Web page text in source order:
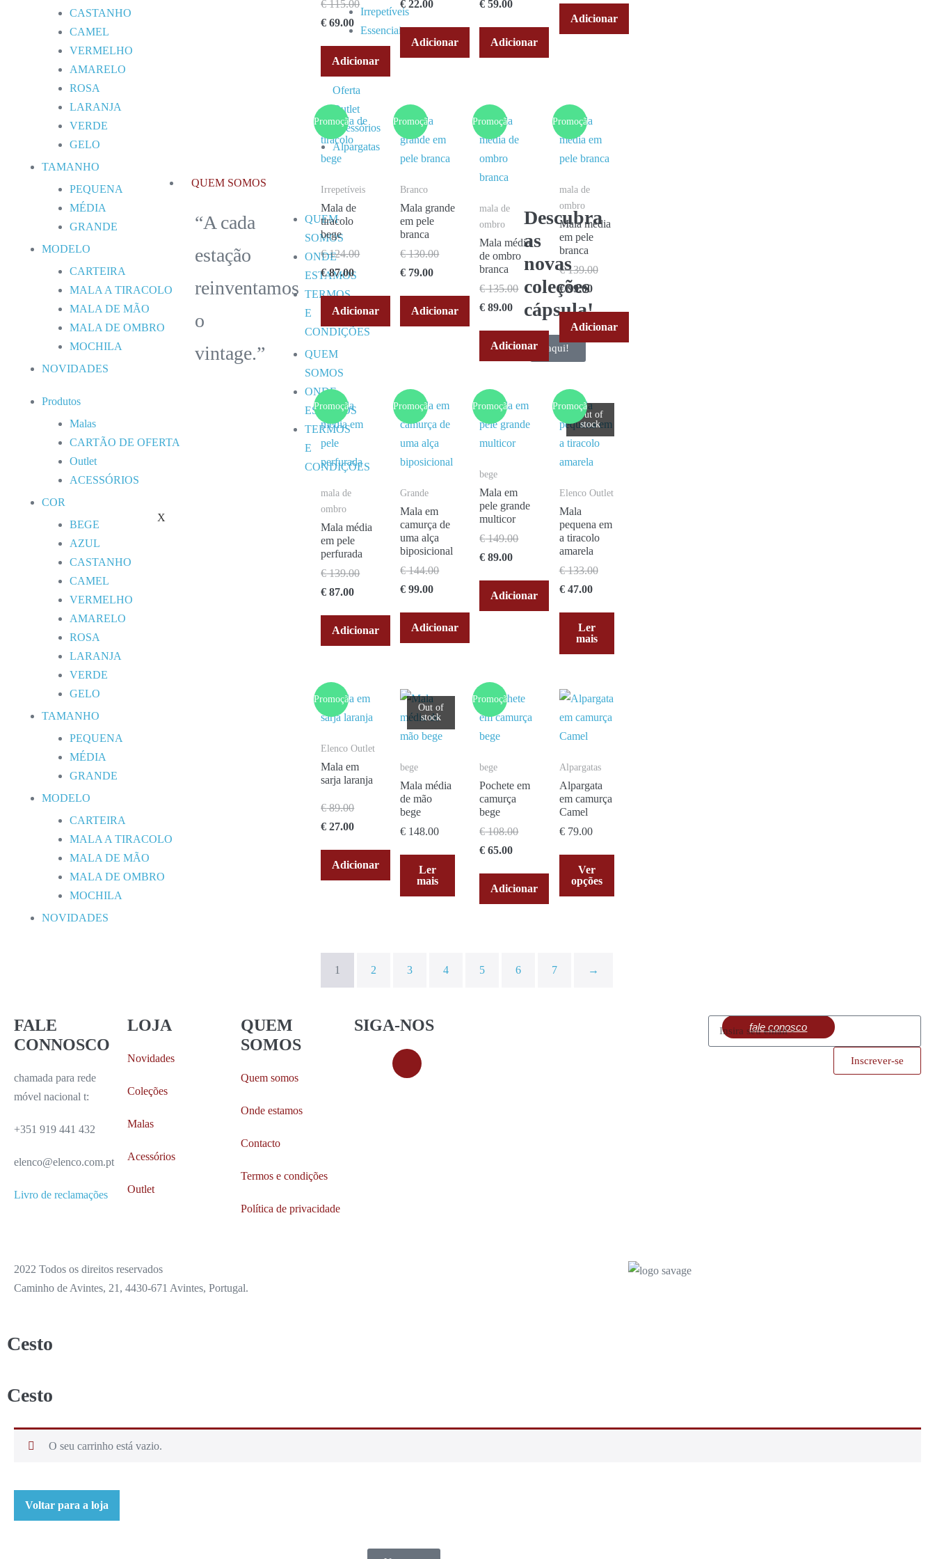
Irrepetíveis
Essenciais
Oferta
Outlet
Acessórios
Alpargatas
QUEM SOMOS
“A cada
estação
reinventamos
o
vintage.”
QUEM
SOMOS
ONDE
ESTAMOS
TERMOS
E
CONDIÇÕES
QUEM
SOMOS
ONDE
ESTAMOS
TERMOS
E
CONDIÇÕES
Descubra
as
novas
coleções
cápsula!
aqui!
X
CASTANHO
CAMEL
VERMELHO
AMARELO
ROSA
LARANJA
VERDE
GELO
TAMANHO
PEQUENA
MÉDIA
GRANDE
MODELO
CARTEIRA
MALA A TIRACOLO
MALA DE MÃO
MALA DE OMBRO
MOCHILA
NOVIDADES
Produtos
Malas
CARTÃO DE OFERTA
Outlet
ACESSÓRIOS
COR
BEGE
AZUL
CASTANHO
CAMEL
VERMELHO
AMARELO
ROSA
LARANJA
VERDE
GELO
TAMANHO
PEQUENA
MÉDIA
GRANDE
MODELO
CARTEIRA
MALA A TIRACOLO
MALA DE MÃO
MALA DE OMBRO
MOCHILA
NOVIDADES
€115.00
€ 69.00
Adicionar
€ 22.00
Adicionar
€ 59.00
Adicionar
Adicionar
Promoção!
Irrepetíveis
Mala de
tiracolo
bege
€124.00
€87.00
Adicionar
Promoção!
Branco
Mala grande
em pele
branca
€130.00
€ 79.00
Adicionar
Promoção!
mala de
ombro
Mala média
de ombro
branca
€135.00
€ 89.00
Adicionar
Promoção!
mala de
ombro
Mala média
em pele
branca
€139.00
€99.00
Adicionar
Promoção!
mala de
ombro
Mala média
em pele
perfurada
€139.00
€ 87.00
Adicionar
Promoção!
Grande
Mala em
camurça de
uma alça
biposicional
€144.00
€ 99.00
Adicionar
Promoção!
bege
Mala em
pele grande
multicor
€149.00
€ 89.00
Adicionar
Promoção!
Out of
stock
Elenco Outlet
Mala
pequena em
a tiracolo
amarela
€133.00
€47.00
Ler
mais
Promoção!
Elenco Outlet
Mala em
sarja laranja
€89.00
€ 27.00
Adicionar
Out of
stock
bege
Mala média
de mão
bege
€ 148.00
Ler
mais
Promoção!
bege
Pochete em
camurça
bege
€108.00
€ 65.00
Adicionar
Alpargatas
Alpargata
em camurça
Camel
€79.00
Ver
opções
1 2 3 4 5 6 7 →
FALE
CONNOSCO
chamada para rede
móvel nacional t:
+351 919 441 432
elenco@elenco.com.pt
Livro de reclamações
LOJA
Novidades
Coleções
Malas
Acessórios
Outlet
QUEM
SOMOS
Quem somos
Onde estamos
Contacto
Termos e condições
Política de privacidade
SIGA-NOS fale conosco
Inscrever-se
2022 Todos os direitos reservados
Caminho de Avintes, 21, 4430-671 Avintes, Portugal.
Cesto
Cesto
O seu carrinho está vazio.
Voltar para a loja